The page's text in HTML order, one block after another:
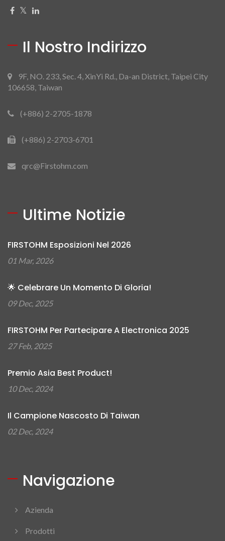
Il Nostro Indirizzo
9F, NO. 233, Sec. 4, XinYi Rd., Da-an District, Taipei City
106658, Taiwan
(+886) 2-2705-1878
(+886) 2-2703-6701
qrc@Firstohm.com
Ultime Notizie
FIRSTOHM Esposizioni Nel 2026
01 Mar, 2026
🌟 Celebrare Un Momento Di Gloria!
09 Dec, 2025
FIRSTOHM Per Partecipare A Electronica 2025
27 Feb, 2025
Premio Asia Best Product!
10 Dec, 2024
Il Campione Nascosto Di Taiwan
02 Dec, 2024
Navigazione
Azienda
Prodotti